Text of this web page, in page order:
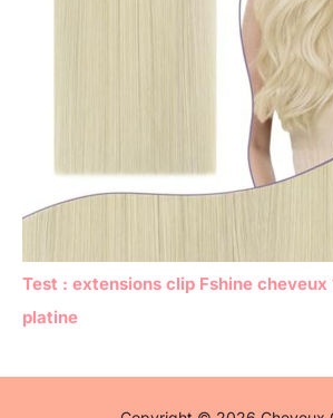
Test : extensions clip Fshine cheveux
platine